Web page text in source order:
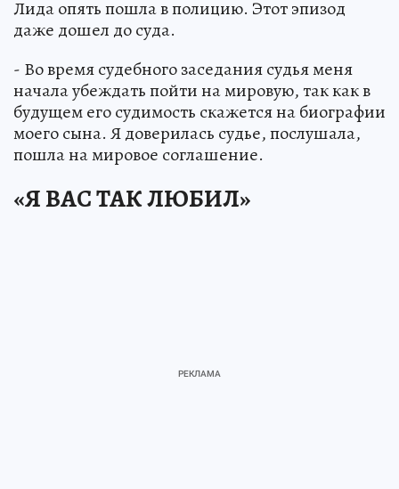
Лида опять пошла в полицию. Этот эпизод
даже дошел до суда.
- Во время судебного заседания судья меня
начала убеждать пойти на мировую, так как в
будущем его судимость скажется на биографии
моего сына. Я доверилась судье, послушала,
пошла на мировое соглашение.
«Я ВАС ТАК ЛЮБИЛ»